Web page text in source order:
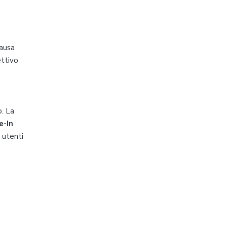
La
In
utenti